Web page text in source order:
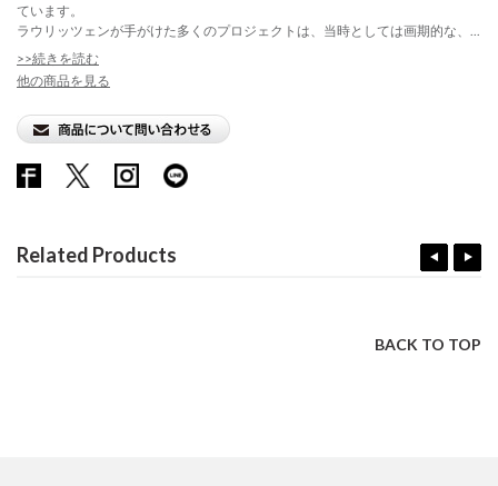
ています。
ラウリッツェンが手がけた多くのプロジェクトは、当時としては画期的な、...
>>続きを読む
他の商品を見る
Related Products
BACK TO TOP